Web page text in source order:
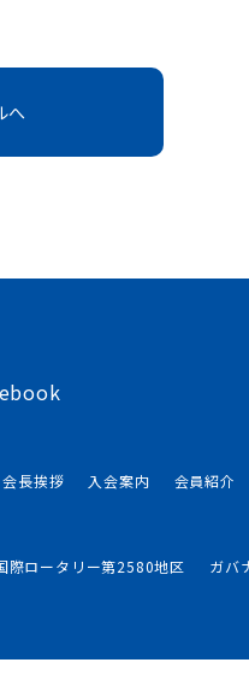
へ
会長挨拶 入会案内 会員紹介
際ロータリー第2580地区 ガバ